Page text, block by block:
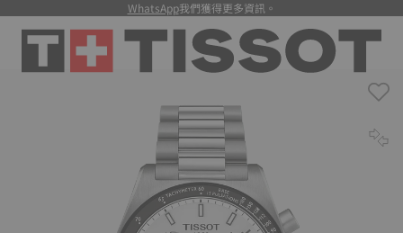
WhatsApp我們獲得更多資訊。